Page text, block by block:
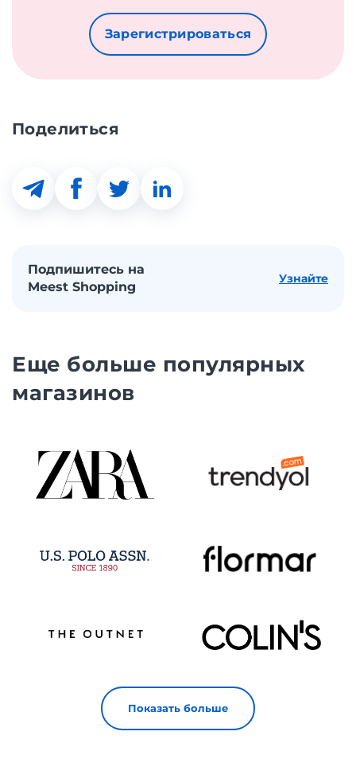
Зарегистрироваться
Поделиться
Подпишитесь на
Meest Shopping
Узнайте
Еще больше популярных
магазинов
Показать больше